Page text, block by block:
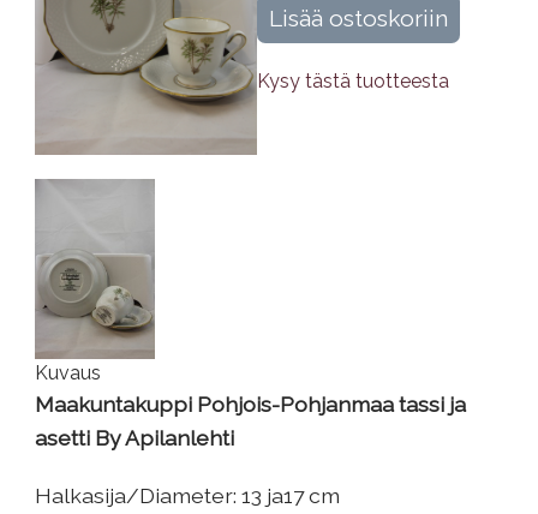
Kysy tästä tuotteesta
Kuvaus
Maakuntakuppi Pohjois-Pohjanmaa tassi ja
asetti By Apilanlehti
Halkasija/Diameter: 13 ja17 cm